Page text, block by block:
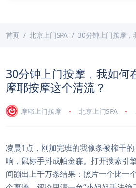
首页 北京上门SPA 30分钟上门按摩，我如何在
30分钟上门按摩，我如何
摩耶按摩这个清流？
摩耶上门按摩 北京上门SPA
凌晨1点，刚加完班的我像条被榨干
响，鼠标手抖成帕金森。打开搜索引
间蹦出上千万条结果：照片一个比一